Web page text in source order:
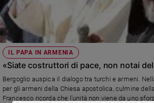
del
giorno
Santo
del
giorno
e
valori
IL PAPA IN ARMENIA
«Siate costruttori di pace, non notai
Bergoglio auspica il dialogo tra turchi e armeni.
per gli armeni della Chiesa apostolica, culmine
Francesco ricorda che l'unità non viene da uno